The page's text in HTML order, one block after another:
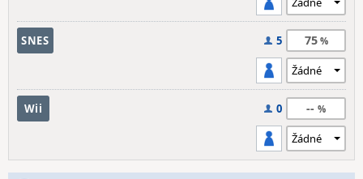
SNES 5 75
Wii 0 --